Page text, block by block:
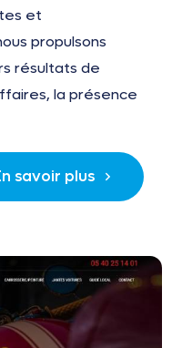
et
propulsons
résultats de
la présence
savoir plus